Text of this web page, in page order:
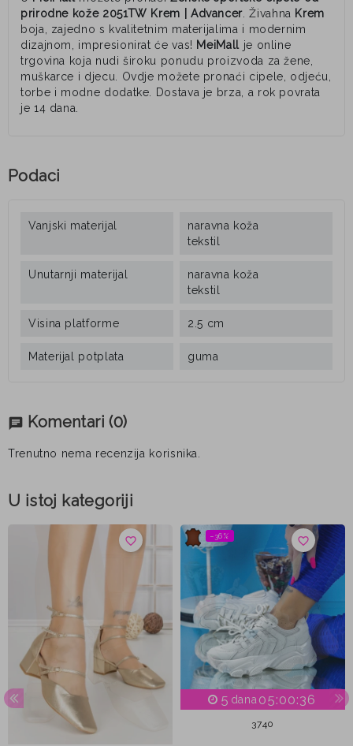
prirodne kože 2051TW Krem | Advancer. Živahna Krem
boja, zajedno s kvalitetnim materijalima i modernim
dizajnom, impresionirat će vas! MeiMallje online
trgovina koja nudi široku ponudu proizvoda za žene,
muškarce i djecu. Ovdje možete pronaći cipele, odjeću,
torbe i modne dodatke. Dostava je brza, a rok povrata
je 14 dana.
Podaci
Vanjski materijal
naravna koža
tekstil
Unutarnji materijal
naravna koža
tekstil
Visina platforme 2.5 cm
Materijal potplata guma
chat Komentari (0)
Trenutno nema recenzija korisnika.
U istoj kategoriji
favorite_border favorite_border
−36%
5 dana05:00:35
3740